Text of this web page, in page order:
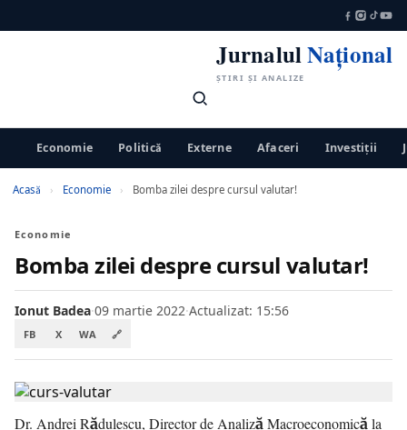
JurnalulNațional
ȘTIRI ȘI ANALIZE
Economie Politică Externe Afaceri Investiții
Acasă › Economie › Bomba zilei despre cursul valutar!
Economie
Bomba zilei despre cursul valutar!
Ionut Badea·09 martie 2022·Actualizat: 15:56
FB X WA 🔗
Dr. Andrei Rădulescu, Director de Analiză Macroeconomică la